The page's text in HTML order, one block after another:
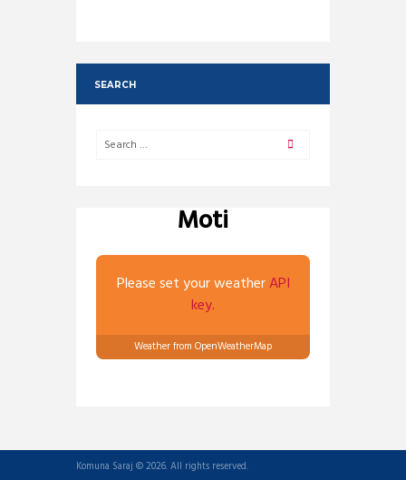
SEARCH
Moti
Please set your weatherAPI
key.
Weather from OpenWeatherMap
Komuna Saraj © 2026. All rights reserved.